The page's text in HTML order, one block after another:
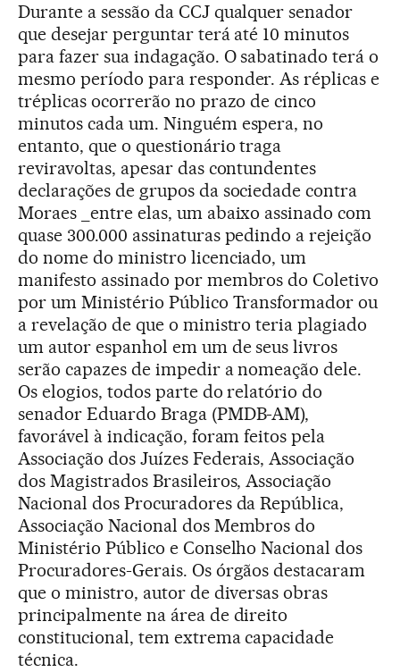
Durante a sessão da CCJ qualquer senador
que desejar perguntar terá até 10 minutos
para fazer sua indagação. O sabatinado terá o
mesmo período para responder. As réplicas e
tréplicas ocorrerão no prazo de cinco
minutos cada um. Ninguém espera, no
entanto, que o questionário traga
reviravoltas, apesar das contundentes
declarações de grupos da sociedade contra
Moraes _entre elas, um abaixo assinado com
quase 300.000 assinaturas pedindo a rejeição
do nome do ministro licenciado, um
manifesto assinado por membros do Coletivo
por um Ministério Público Transformador ou
a revelação de que o ministro teria plagiado
um autor espanhol em um de seus livros
serão capazes de impedir a nomeação dele.
Os elogios, todos parte do relatório do
senador Eduardo Braga (PMDB-AM),
favorável à indicação, foram feitos pela
Associação dos Juízes Federais, Associação
dos Magistrados Brasileiros, Associação
Nacional dos Procuradores da República,
Associação Nacional dos Membros do
Ministério Público e Conselho Nacional dos
Procuradores-Gerais. Os órgãos destacaram
que o ministro, autor de diversas obras
principalmente na área de direito
constitucional, tem extrema capacidade
técnica.